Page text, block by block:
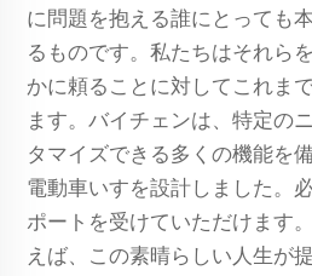
に問題を抱える誰にとっても
るものです。私たちはそれら
かに頼ることに対してこれま
ます。バイチェンは、特定の
タマイズできる多くの機能を
電動車いすを設計しました。
ポートを受けていただけます
えば、この素晴らしい人生が